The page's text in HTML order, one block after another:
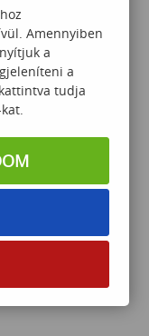
Amennyiben
a
a
tudja